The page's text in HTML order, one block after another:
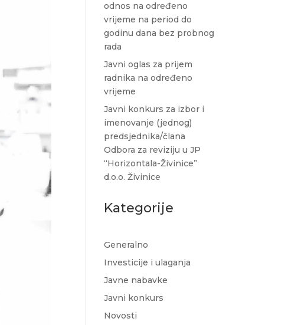
odnos na određeno
vrijeme na period do
godinu dana bez probnog
rada
Javni oglas za prijem
radnika na određeno
vrijeme
Javni konkurs za izbor i
imenovanje (jednog)
predsjednika/člana
Odbora za reviziju u JP
“Horizontala-Živinice”
d.o.o. Živinice
Kategorije
Generalno
Investicije i ulaganja
Javne nabavke
Javni konkurs
Novosti